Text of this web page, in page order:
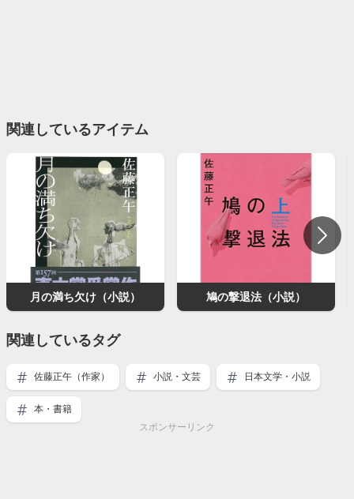
関連しているアイテム
月の満ち欠け（小説） 鳩の撃退法（小説）
関連しているタグ
佐藤正午（作家） 小説・文芸 日本文学・小説
本・書籍
スポンサーリンク